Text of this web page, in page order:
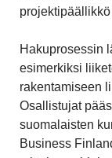
projektipäällikkö
Hakuprosessin
esimerkiksi
rakentamiseen
Osallistujat
suomalaisten
Business